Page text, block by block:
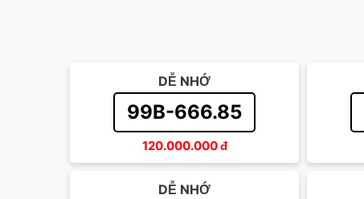
DỄ NHỚ
99B-666.85
120.000.000đ
DỄ NHỚ